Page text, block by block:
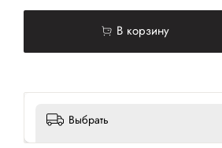
В корзину
Выбрать